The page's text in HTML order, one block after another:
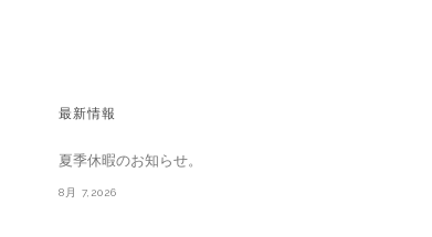
最新情報
夏季休暇のお知らせ。
8月 7,2026